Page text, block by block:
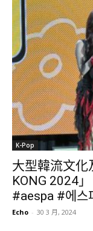
K-Pop
大型韓流文化
KONG 2024
#aespa #에스
Echo - 30 3 月, 2024